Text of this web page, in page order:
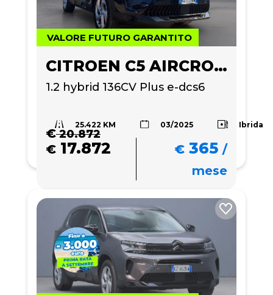
VALORE FUTURO GARANTITO
CITROEN C5 AIRCROSS
1.2 hybrid 136CV Plus e-dcs6
25.422 KM 03/2025 Ibrida
€20.872
€ 17.872 € 365 /
mese